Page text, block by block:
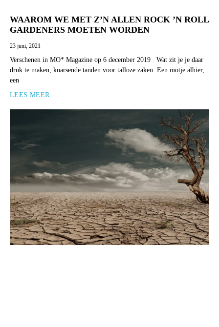
WAAROM WE MET Z’N ALLEN ROCK ’N ROLL
GARDENERS MOETEN WORDEN
23 juni, 2021
Verschenen in MO* Magazine op 6 december 2019 Wat zit je je daar
druk te maken, knarsende tanden voor talloze zaken. Een motje alhier,
een
LEES MEER